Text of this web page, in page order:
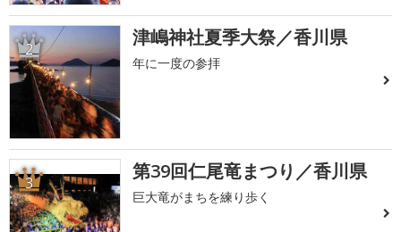
2 津嶋神社夏季大祭／香川県
年に一度の参拝
3 第39回仁尾竜まつり／香川県
巨大竜がまちを練り歩く